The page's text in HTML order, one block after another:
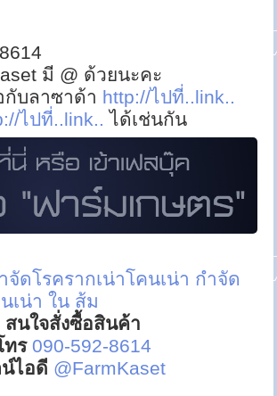
มี @ ด้วยนะคะ
กับลาซาด้า http://ไปที่..link..
ไปที่..link.. ได้เช่นกัน
จัดโรครากเน่าโคนเน่า กำจัด
เน่า ใน ส้ม
สนใจสั่งซื้อสินค้า
ทร 090-592-8614
ไอดี @FarmKaset